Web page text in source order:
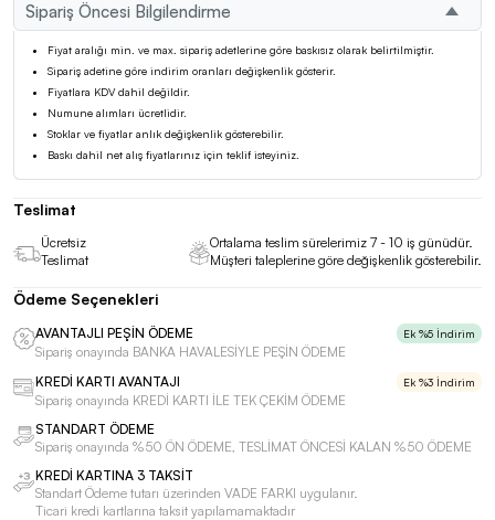
Sipariş Öncesi Bilgilendirme
Fiyat aralığı min. ve max. sipariş adetlerine göre baskısız olarak belirtilmiştir.
Sipariş adetine göre indirim oranları değişkenlik gösterir.
Fiyatlara KDV dahil değildir.
Numune alımları ücretlidir.
Stoklar ve fiyatlar anlık değişkenlik gösterebilir.
Baskı dahil net alış fiyatlarınız için teklif isteyiniz.
Teslimat
Ücretsiz
Teslimat
Ortalama teslim sürelerimiz 7 - 10 iş günüdür.
Müşteri taleplerine göre değişkenlik gösterebilir.
Ödeme Seçenekleri
AVANTAJLI PEŞİN ÖDEME Ek %5 İndirim
Sipariş onayında BANKA HAVALESİYLE PEŞİN ÖDEME
KREDİ KARTI AVANTAJI
Ek %3 İndirim
Sipariş onayında KREDİ KARTI İLE TEK ÇEKİM ÖDEME
STANDART ÖDEME
Sipariş onayında %50 ÖN ÖDEME, TESLİMAT ÖNCESİ KALAN %50 ÖDEME
KREDİ KARTINA 3 TAKSİT
Standart Ödeme tutarı üzerinden VADE FARKI uygulanır.
Ticari kredi kartlarına taksit yapılamamaktadır